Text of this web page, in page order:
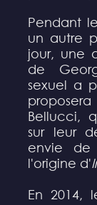
Pendant
un autre
jour, une
de
sexuel a
Bellucci,
sur leur
envie
l'origine d'
En 2014,